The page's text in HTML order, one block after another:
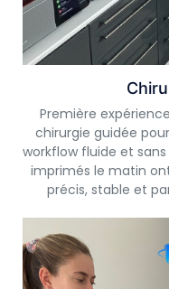
Première
chirurgie guidée
workflow fluide et
imprimés le matin
précis, stable et